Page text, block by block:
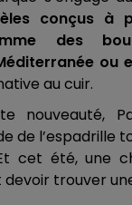
conçus à
des
ou
au cuir.
nouveauté,
de l’espadrille
cet été, une
devoir trouver